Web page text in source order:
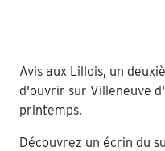
Avis aux Lillois, un
d'ouvrir sur Villeneuve
printemps.
Découvrez un écrin du